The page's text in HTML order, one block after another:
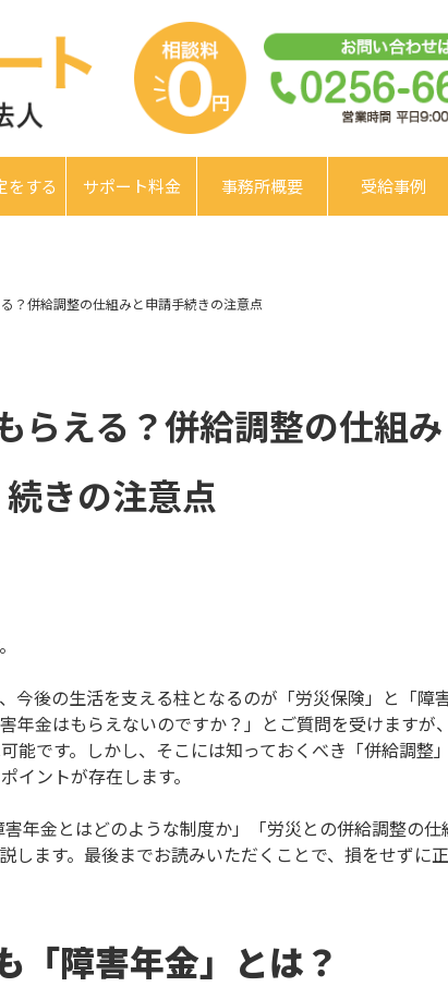
をする サポート料金 事務所概要 受給事例
？併給調整の仕組みと申請手続きの注意点
らえる？併給調整の仕組
続きの注意点
後の生活を支える柱となるのが「労災保険」と「障害
年金はもらえないのですか？」とご質問を受けますが
能です。しかし、そこには知っておくべき「併給調整
イントが存在します。
年金とはどのような制度か」「労災との併給調整の
ます。最後までお読みいただくことで、損をせずに
「障害年金」とは？